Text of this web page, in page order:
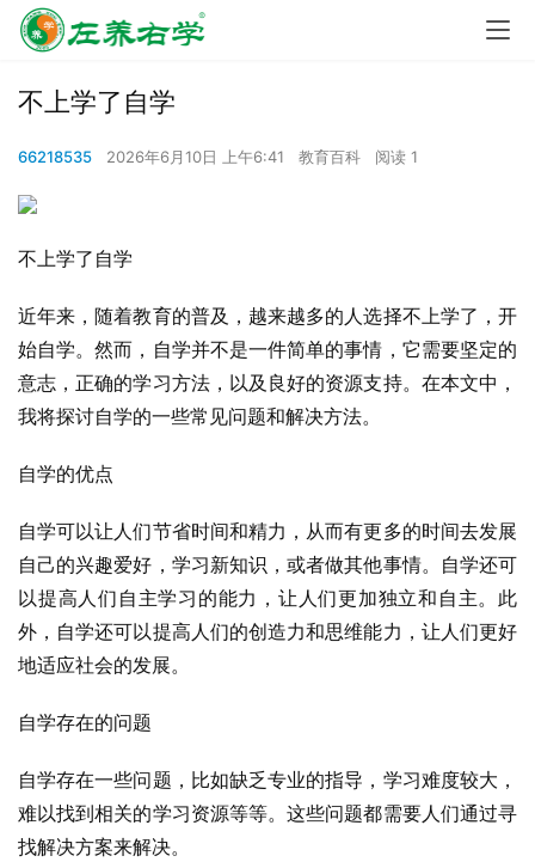
不上学了自学
66218535 2026年6月10日 上午6:41 教育百科 阅读 1
不上学了自学
近年来，随着教育的普及，越来越多的人选择不上学了，开
始自学。然而，自学并不是一件简单的事情，它需要坚定的
意志，正确的学习方法，以及良好的资源支持。在本文中，
我将探讨自学的一些常见问题和解决方法。
自学的优点
自学可以让人们节省时间和精力，从而有更多的时间去发展
自己的兴趣爱好，学习新知识，或者做其他事情。自学还可
以提高人们自主学习的能力，让人们更加独立和自主。此
外，自学还可以提高人们的创造力和思维能力，让人们更好
地适应社会的发展。
自学存在的问题
自学存在一些问题，比如缺乏专业的指导，学习难度较大，
难以找到相关的学习资源等等。这些问题都需要人们通过寻
找解决方案来解决。